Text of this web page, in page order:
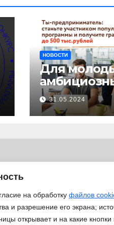
на обработку файлов
и разрешение его экрана;
открывает и на какие
НОВОСТИ
Для
стартовал
заявок на
участие в
31.05.2024